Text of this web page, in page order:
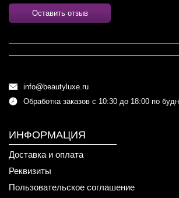
Оставить отзыв
info@beautyluxe.ru
Обработка заказов с 10:30 до 18:00 по
ИНФОРМАЦИЯ
Доставка и оплата
Реквизиты
Пользовательское соглашение